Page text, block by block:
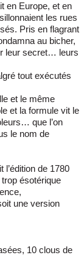
en Europe, et en
les rues
Pris en flagrant
au bicher,
leur secret… leurs
tout exécutés
et le même
et la formule vit le
que l’on
le nom de
de 1780
ésotérique
une version
10 clous de